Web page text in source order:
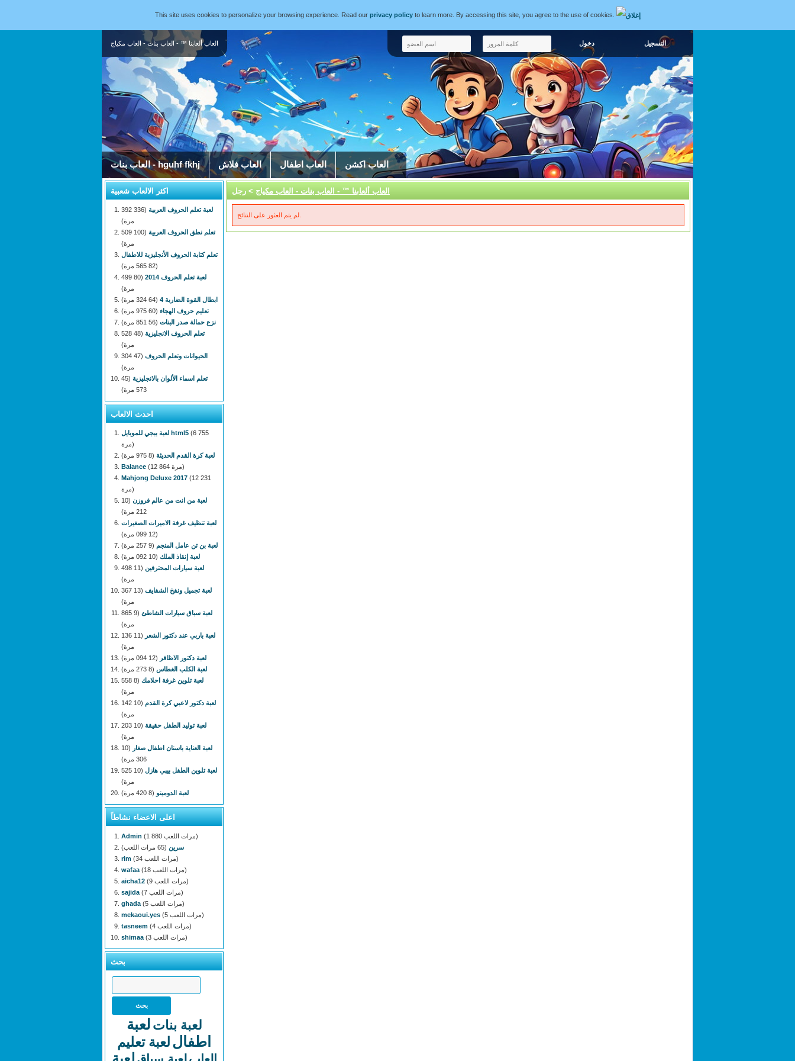
This site uses cookies to personalize your browsing experience. Read our privacy policyto learn more. By accessing this site, you agree to the use of cookies.
العاب ألعابنا ™ - العاب بنات - العاب مكياج التسجيل
العاب بنات - hguhf fkhj العاب فلاش العاب اطفال العاب اكشن
العاب ألعابنا ™ - العاب بنات - العاب مكياج > رجل اكثر الالعاب شعبية
لعبة تعلم الحروف العربية
(336 392
مرة)
تعلم نطق الحروف العربية
(100 509
مرة)
تعلم كتابة الحروف الأنجليزية للاطفال
(82 565 مرة)
لعبة تعلم الحروف 2014
(80 499
مرة)
ابطال القوة الضاربة 4
(64 324 مرة)
تعليم حروف الهجاء (60 975 مرة)
نزع حمالة صدر البنات (56 851 مرة)
تعلم الحروف الانجليزية
(48 528
مرة)
الحيوانات وتعلم الحروف
(47 304
مرة)
تعلم اسماء الألوان بالانجليزية (45
573 مرة)
احدث الالعاب
لعبة ببجي للموبايل html5 (6 755
مرة)
لعبة كرة القدم الحديثة (8 975 مرة)
Balance
(12 864 مرة)
Mahjong Deluxe 2017 (12 231
مرة)
لعبة من انت من عالم فروزن (10
212 مرة)
لعبة تنظيف غرفة الاميرات الصغيرات
(12 099 مرة)
لعبة بن تن عامل المنجم (9 257 مرة)
لعبة إنقاذ الملك (10 092 مرة)
لعبة سيارات المحترفين
(11 498
مرة)
لعبة تجميل ونفخ الشفايف
(13 367
مرة)
لعبة سباق سيارات الشاطئ
(9 865
مرة)
لعبة باربي عند دكتور الشعر
(11 136
مرة)
لعبة دكتور الاظافر (12 094 مرة)
لعبة الكلب الغطاس (8 273 مرة)
لعبة تلوين غرفة احلامك
(8 558
مرة)
لعبة دكتور لاعبي كرة القدم
(10 142
مرة)
لعبة توليد الطفل حقيقة
(10 203
مرة)
لعبة العناية باسنان اطفال صغار
(10
306 مرة)
لعبة تلوين الطفل بيبي هازل
(10 525
مرة)
لعبة الدومينو (8 420 مرة)
اعلى الاعضاء نشاطاً
Admin
(1 880 مرات اللعب)
سرين (65 مرات اللعب)
rim
(34 مرات اللعب)
wafaa
(18 مرات اللعب)
aicha12
(9 مرات اللعب)
sajida
(7 مرات اللعب)
ghada
(5 مرات اللعب)
mekaoui.yes
(5 مرات اللعب)
tasneem
(4 مرات اللعب)
shimaa
(3 مرات اللعب)
بحث
لعبة بنات لعبة
اطفاللعبة تعليم